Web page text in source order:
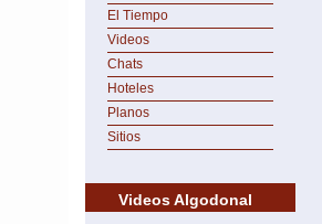
El Tiempo
Videos
Chats
Hoteles
Planos
Sitios
Videos Algodonal